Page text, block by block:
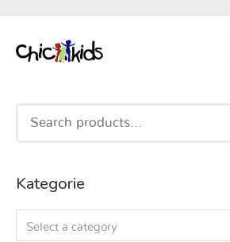
Search
Kategorie
Select a category